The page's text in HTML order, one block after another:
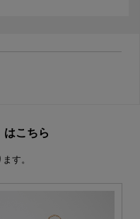
はこちら
す。